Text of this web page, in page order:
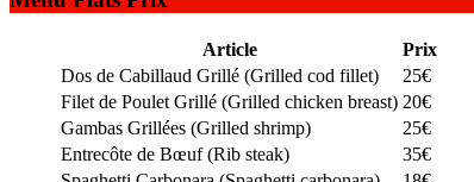
Article
Prix
Dos de Cabillaud Grillé (Grilled cod fillet)
25€
Filet de Poulet Grillé (Grilled chicken breast) 20€
Gambas Grillées (Grilled shrimp)
25€
Entrecôte de Bœuf (Rib steak)
35€